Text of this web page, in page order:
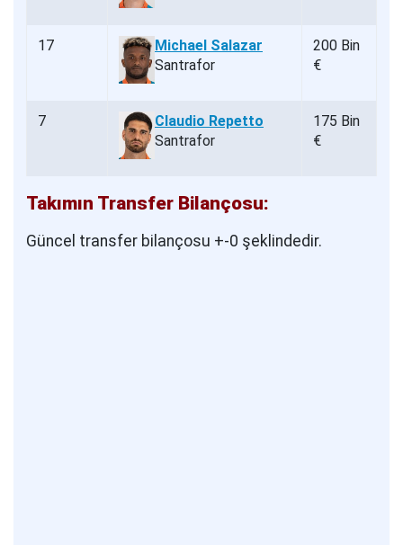
17
Michael Salazar
Santrafor
200 Bin
€
7
Claudio Repetto
Santrafor
175 Bin
€
Takımın Transfer Bilançosu:
Güncel transfer bilançosu +-0 şeklindedir.